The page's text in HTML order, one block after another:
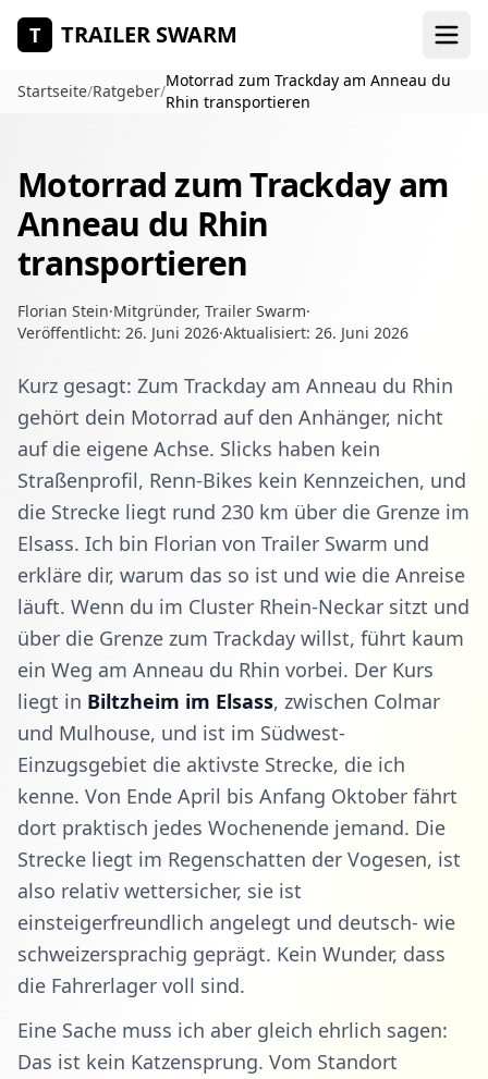
Zum Hauptinhalt springen
T TRAILER SWARM
Startseite/Ratgeber/
Motorrad zum Trackday am Anneau du
Rhin transportieren
Motorrad zum Trackday am
Anneau du Rhin
transportieren
Florian Stein·Mitgründer, Trailer Swarm·
Veröffentlicht: 26. Juni 2026·Aktualisiert: 26. Juni 2026
Kurz gesagt: Zum Trackday am Anneau du Rhin
gehört dein Motorrad auf den Anhänger, nicht
auf die eigene Achse. Slicks haben kein
Straßenprofil, Renn-Bikes kein Kennzeichen, und
die Strecke liegt rund 230 km über die Grenze im
Elsass. Ich bin Florian von Trailer Swarm und
erkläre dir, warum das so ist und wie die Anreise
läuft. Wenn du im Cluster Rhein-Neckar sitzt und
über die Grenze zum Trackday willst, führt kaum
ein Weg am Anneau du Rhin vorbei. Der Kurs
liegt in Biltzheim im Elsass, zwischen Colmar
und Mulhouse, und ist im Südwest-
Einzugsgebiet die aktivste Strecke, die ich
kenne. Von Ende April bis Anfang Oktober fährt
dort praktisch jedes Wochenende jemand. Die
Strecke liegt im Regenschatten der Vogesen, ist
also relativ wettersicher, sie ist
einsteigerfreundlich angelegt und deutsch- wie
schweizersprachig geprägt. Kein Wunder, dass
die Fahrerlager voll sind.
Eine Sache muss ich aber gleich ehrlich sagen:
Das ist kein Katzensprung. Vom Standort